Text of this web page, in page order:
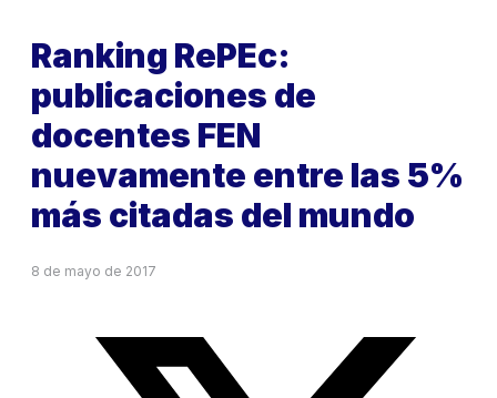
Ranking RePEc:
publicaciones de
docentes FEN
nuevamente entre las 5%
más citadas del mundo
8 de mayo de 2017